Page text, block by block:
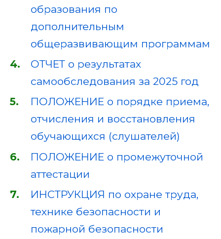
образования по
дополнительным
общеразвивающим программам
ОТЧЕТ о результатах
самообследования за 2025 год
ПОЛОЖЕНИЕ о порядке приема,
отчисления и восстановления
обучающихся (слушателей)
ПОЛОЖЕНИЕ о промежуточной
аттестации
ИНСТРУКЦИЯ по охране труда,
технике безопасности и
пожарной безопасности